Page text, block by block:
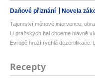
Daňové přiznání Novela
Tajemství měnové intervence:
U pražských hal chceme hlavně
Evropě hrozí rychlá dezertifikace.
Recepty